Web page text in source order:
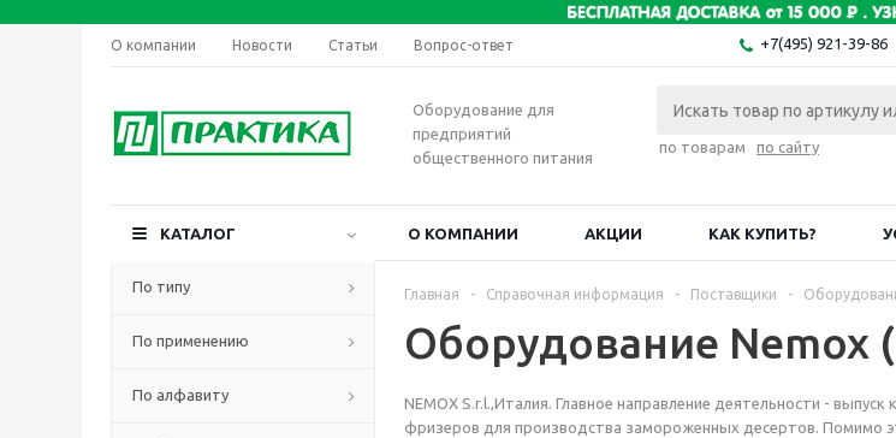
О компании Новости Статьи Вопрос-ответ +7(495) 921-39-86
Оборудование для
предприятий
общественного питания
по товарам по сайту
КАТАЛОГ О КОМПАНИИ АКЦИИ КАК КУПИТЬ?
По типу
По применению
По алфавиту
Главная - Справочная информация - Поставщики -
Оборудование Nemox
NEMOX S.r.l.,Италия. Главное направление деятельности -
фризеров для производства замороженных десертов. Помимо